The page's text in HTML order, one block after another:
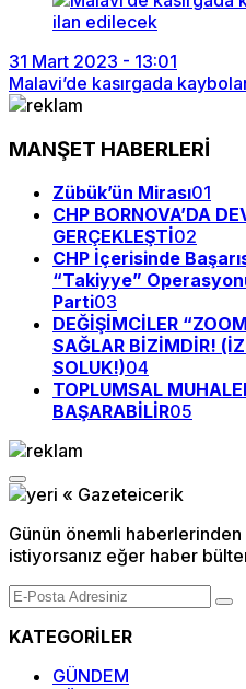
31 Mart 2023 - 13:01
Malavi’de kasırgada
MANŞET HABERLERİ
Zübük’ün Mirası01
CHP BORNOVA’DA
GERÇEKLEŞTİ02
CHP İçerisinde
“Takiyye”
Parti03
DEĞİŞİMCİLER
SAĞLAR BİZİMDİR!
SOLUK!)04
TOPLUMSAL
BAŞARABİLİR05
Günün önemli
istiyorsanız eğer haber
KATEGORİLER
GÜNDEM